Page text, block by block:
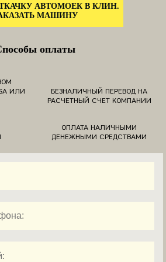
АВТОМОЕК В КЛИН.
МАШИНУ
оплаты
ИЛИ
БЕЗНАЛИЧНЫЙ ПЕРЕВОД НА
РАСЧЕТНЫЙ СЧЕТ КОМПАНИИ
ОПЛАТА НАЛИЧНЫМИ
ДЕНЕЖНЫМИ СРЕДСТВАМИ